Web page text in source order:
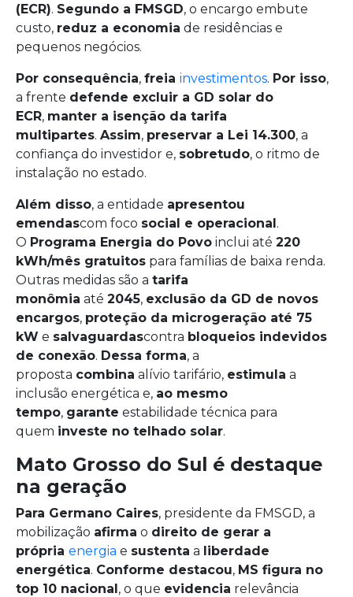
(ECR). Segundo a FMSGD, o encargo embute
custo, reduz a economia de residências e
pequenos negócios.
Por consequência, freia investimentos. Por isso,
a frente defende excluir a GD solar do
ECR, manter a isenção da tarifa
multipartes. Assim, preservar a Lei 14.300, a
confiança do investidor e, sobretudo, o ritmo de
instalação no estado.
Além disso, a entidade apresentou
emendascom foco social e operacional.
O Programa Energia do Povo inclui até 220
kWh/mês gratuitos para famílias de baixa renda.
Outras medidas são a tarifa
monômia até 2045, exclusão da GD de novos
encargos, proteção da microgeração até 75
kW e salvaguardascontra bloqueios indevidos
de conexão. Dessa forma, a
proposta combina alívio tarifário, estimula a
inclusão energética e, ao mesmo
tempo, garante estabilidade técnica para
quem investe no telhado solar.
Mato Grosso do Sul é destaque
na geração
Para Germano Caires, presidente da FMSGD, a
mobilização afirma o direito de gerar a
própria energia e sustenta a liberdade
energética. Conforme destacou, MS figura no
top 10 nacional, o que evidencia relevância